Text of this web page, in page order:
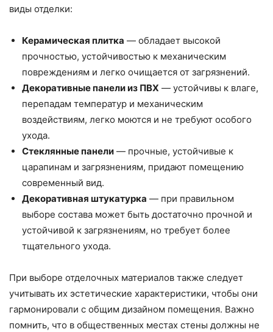
виды отделки:
Керамическая плитка — обладает высокой
прочностью, устойчивостью к механическим
повреждениям и легко очищается от загрязнений.
Декоративные панели из ПВХ — устойчивы к влаге,
перепадам температур и механическим
воздействиям, легко моются и не требуют особого
ухода.
Стеклянные панели — прочные, устойчивые к
царапинам и загрязнениям, придают помещению
современный вид.
Декоративная штукатурка — при правильном
выборе состава может быть достаточно прочной и
устойчивой к загрязнениям, но требует более
тщательного ухода.
При выборе отделочных материалов также следует
учитывать их эстетические характеристики, чтобы они
гармонировали с общим дизайном помещения. Важно
помнить, что в общественных местах стены должны не